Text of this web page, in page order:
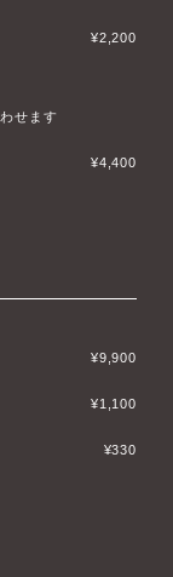
¥2,200
せます
¥4,400
¥9,900
¥1,100
¥330